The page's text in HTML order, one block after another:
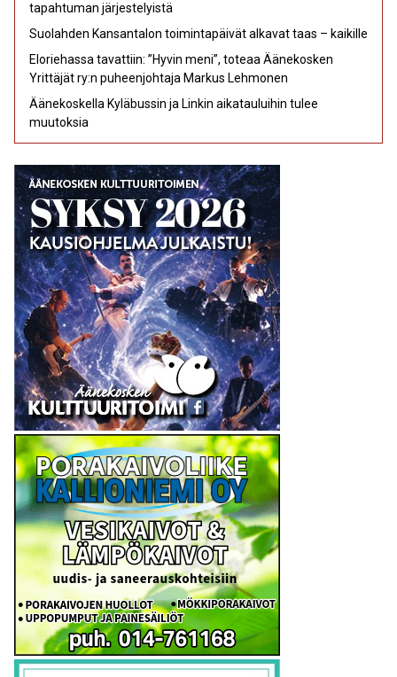
tapahtuman järjestelyistä
Suolahden Kansantalon toimintapäivät alkavat taas – kaikille
Eloriehassa tavattiin: ”Hyvin meni”, toteaa Äänekosken
Yrittäjät ry:n puheenjohtaja Markus Lehmonen
Äänekoskella Kyläbussin ja Linkin aikatauluihin tulee
muutoksia